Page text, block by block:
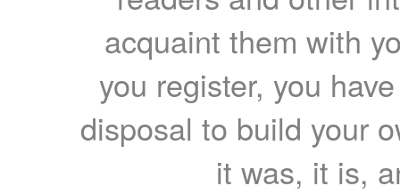
acquaint them with
you register, you
disposal to build your
it was, it is,